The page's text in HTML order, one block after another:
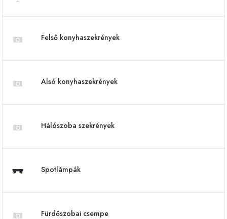
Felső konyhaszekrények
Alsó konyhaszekrények
Hálószoba szekrények
Spotlámpák
Fürdőszobai csempe